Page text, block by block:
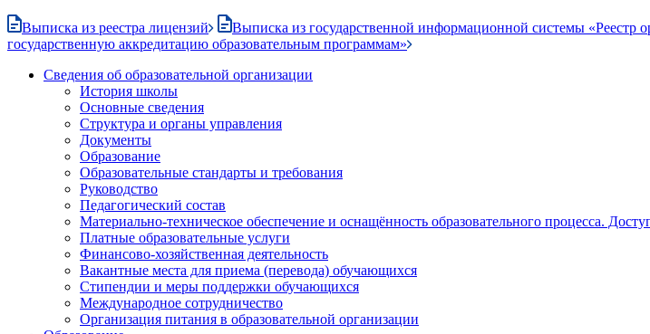
Выписка из реестра лицензий
Выписка из государственной информационной системы «Реестр
государственную аккредитацию образовательным программам»
Сведения об образовательной организации
История школы
Основные сведения
Структура и органы управления
Документы
Образование
Образовательные стандарты и требования
Руководство
Педагогический состав
Материально-техническое обеспечение и оснащённость образовательного процесса.
Платные образовательные услуги
Финансово-хозяйственная деятельность
Вакантные места для приема (перевода) обучающихся
Стипендии и меры поддержки обучающихся
Международное сотрудничество
Организация питания в образовательной организации